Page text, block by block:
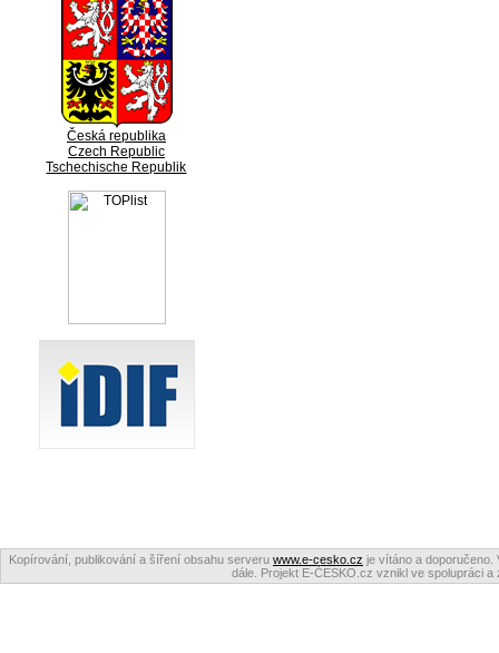
Česká republika
Czech Republic
Tschechische Republik
Kopírování, publikování a šíření obsahu serveru www.e-cesko.cz je vítáno a doporučeno.
dále. Projekt E-ČESKO.cz vznikl ve spolupráci